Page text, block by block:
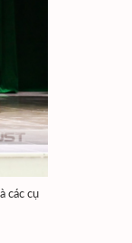
các cụ